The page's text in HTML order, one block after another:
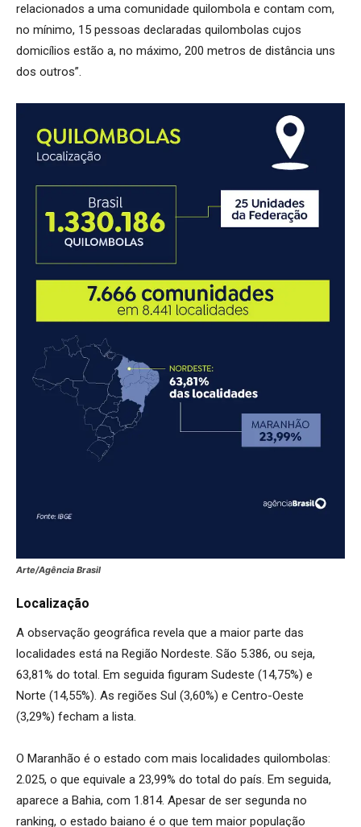
relacionados a uma comunidade quilombola e contam com,
no mínimo, 15 pessoas declaradas quilombolas cujos
domicílios estão a, no máximo, 200 metros de distância uns
dos outros”.
Arte/Agência Brasil
Localização
A observação geográfica revela que a maior parte das
localidades está na Região Nordeste. São 5.386, ou seja,
63,81% do total. Em seguida figuram Sudeste (14,75%) e
Norte (14,55%). As regiões Sul (3,60%) e Centro-Oeste
(3,29%) fecham a lista.
O Maranhão é o estado com mais localidades quilombolas:
2.025, o que equivale a 23,99% do total do país. Em seguida,
aparece a Bahia, com 1.814. Apesar de ser segunda no
ranking, o estado baiano é o que tem maior população